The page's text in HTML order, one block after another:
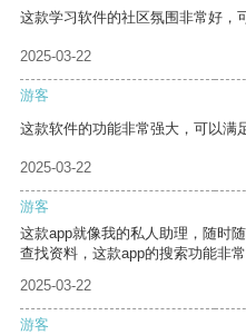
这款学习软件的社区氛围非常好，
2025-03-22
游客
这款软件的功能非常强大，可以满
2025-03-22
游客
这款app就像我的私人助理，随时
查找资料，这款app的搜索功能非
2025-03-22
游客